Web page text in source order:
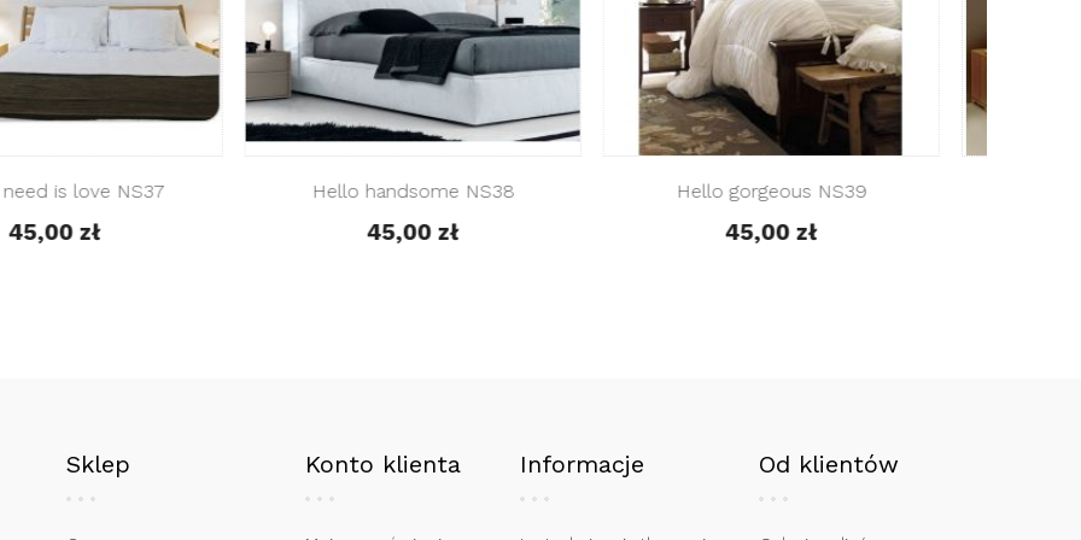
jedno życie z Tobą... NS41
45,00 zł
Serce NS42
40,00 zł
Serce NS43
40,00 zł
Sklep Konto klienta Informacje Od klientów